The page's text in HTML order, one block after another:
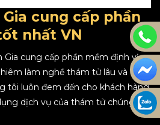
cung cấp phần
nhất VN
cung cấp phần mềm định vị
làm nghề thám tử lâu và uy
tôi luôn đem đến cho khách hàng
dịch vụ của thám tử chúng tôi